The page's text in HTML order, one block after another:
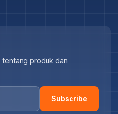
produk dan
Subscribe